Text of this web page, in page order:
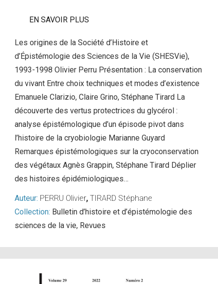
EN SAVOIR PLUS
Les origines de la Société d’Histoire et
d’Épistémologie des Sciences de la Vie (SHESVie),
1993-1998 Olivier Perru Présentation : La conservation
du vivant Entre choix techniques et modes d’existence
Emanuele Clarizio, Claire Grino, Stéphane Tirard La
découverte des vertus protectrices du glycérol :
analyse épistémologique d’un épisode pivot dans
l’histoire de la cryobiologie Marianne Guyard
Remarques épistémologiques sur la cryoconservation
des végétaux Agnès Grappin, Stéphane Tirard Déplier
des histoires épidémiologiques…
Auteur: PERRU Olivier, TIRARD Stéphane
Collection: Bulletin d’histoire et d’épistémologie des
sciences de la vie, Revues